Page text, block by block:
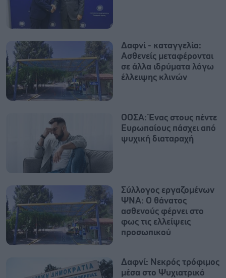
Δαφνί - καταγγελία:
Ασθενείς μεταφέρονται
σε άλλα ιδρύματα λόγω
έλλειψης κλινών
ΟΟΣΑ: Ένας στους πέντε
Ευρωπαίους πάσχει από
ψυχική διαταραχή
Σύλλογος εργαζομένων
ΨΝΑ: Ο θάνατος
ασθενούς φέρνει στο
φως τις ελλείψεις
προσωπικού
Δαφνί: Νεκρός τρόφιμος
μέσα στο Ψυχιατρικό